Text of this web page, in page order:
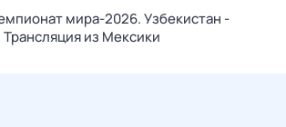
мира-2026. Узбекистан -
из Мексики